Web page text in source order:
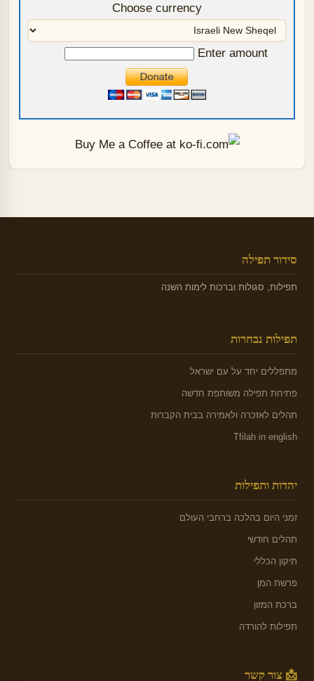
Choose currency
Enter amount
סידור תפילה
תפילות, סגולות וברכות לימות השנה
תפילות נבחרות
מתפללים יחד על עם ישראל
פתיחת תפילה משותפת חדשה
תהלים לאזכרה ולאמירה בבית הקברות
Tfilah in english
יהדות ותפילות
זמני היום בהלכה ברחבי העולם
תהלים חודשי
תיקון הכללי
פרשת המן
ברכת המזון
תפילות להורדה
📩 צור קשר